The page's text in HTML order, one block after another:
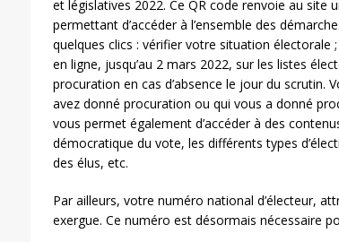
et législatives 2022. Ce QR code renvoie au site
permettant d’accéder à l’ensemble des
quelques clics : vérifier votre situation
en ligne, jusqu’au 2 mars 2022, sur les listes
procuration en cas d’absence le jour du scrutin.
avez donné procuration ou qui vous a donné
vous permet également d’accéder à des
démocratique du vote, les différents types
des élus, etc.
Par ailleurs, votre numéro national d’électeur,
exergue. Ce numéro est désormais nécessaire